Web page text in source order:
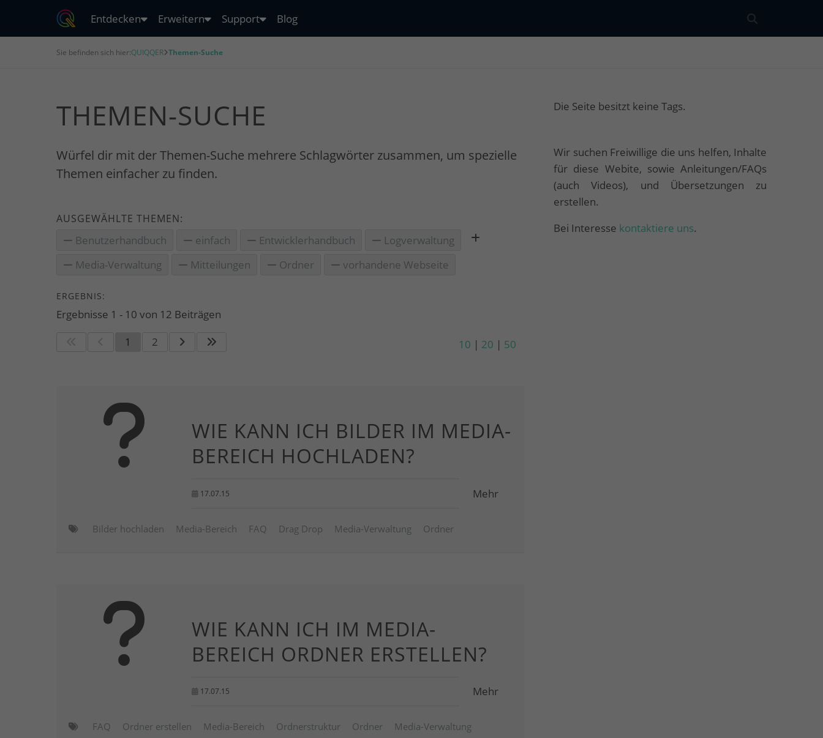
Entdecken Erweitern Support Blog
Sie befinden sich hier:QUIQQER Themen-Suche
THEMEN-SUCHE
Würfel dir mit der Themen-Suche mehrere Schlagwörter zusammen, um spezielle
Themen einfacher zu finden.
AUSGEWÄHLTE THEMEN:
Benutzerhandbuch einfach Entwicklerhandbuch
Logverwaltung
Media-Verwaltung
Mitteilungen Ordner vorhandene Webseite
ERGEBNIS:
Ergebnisse 1 - 10 von 12 Beiträgen
1
2 10 | 20 | 50
WIE KANN ICH BILDER IM MEDIA-
BEREICH HOCHLADEN?
17.07.15 Mehr
Bilder hochladen Media-Bereich FAQ Drag Drop Media-Verwaltung Ordner
WIE KANN ICH IM MEDIA-
BEREICH ORDNER ERSTELLEN?
17.07.15 Mehr
FAQ Ordner erstellen Media-Bereich Ordnerstruktur Ordner
Media-Verwaltung
Die Seite besitzt keine Tags.
Wir suchen Freiwillige die uns helfen, Inhalte
für diese Webite, sowie Anleitungen/FAQs
(auch Videos), und Übersetzungen zu
erstellen.
Bei Interesse kontaktiere uns.